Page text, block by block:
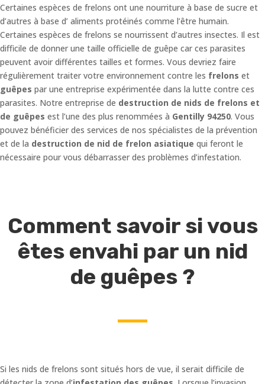
Certaines espèces de frelons ont une nourriture à base de sucre et
d’autres à base d’ aliments protéinés comme l’être humain.
Certaines espèces de frelons se nourrissent d’autres insectes. Il est
difficile de donner une taille officielle de guêpe car ces parasites
peuvent avoir différentes tailles et formes. Vous devriez faire
régulièrement traiter votre environnement contre les frelons et
guêpes par une entreprise expérimentée dans la lutte contre ces
parasites. Notre entreprise de destruction de nids de frelons et
de guêpes est l’une des plus renommées à Gentilly 94250. Vous
pouvez bénéficier des services de nos spécialistes de la prévention
et de la destruction de nid de frelon asiatique qui feront le
nécessaire pour vous débarrasser des problèmes d’infestation.
Comment savoir si vous
êtes envahi par un nid
de guêpes ?
Si les nids de frelons sont situés hors de vue, il serait difficile de